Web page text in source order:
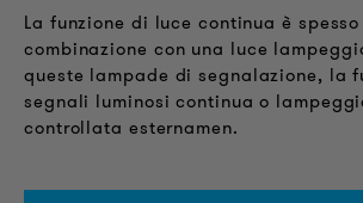
La funzione di luce continua è
combinazione con una luce
queste lampade di segnalazione, la
segnali luminosi continua o
controllata esternamen.